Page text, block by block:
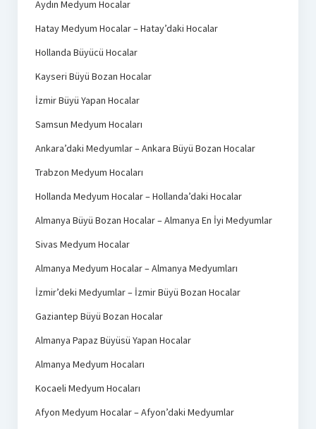
Aydın Medyum Hocalar
Hatay Medyum Hocalar – Hatay’daki Hocalar
Hollanda Büyücü Hocalar
Kayseri Büyü Bozan Hocalar
İzmir Büyü Yapan Hocalar
Samsun Medyum Hocaları
Ankara’daki Medyumlar – Ankara Büyü Bozan Hocalar
Trabzon Medyum Hocaları
Hollanda Medyum Hocalar – Hollanda’daki Hocalar
Almanya Büyü Bozan Hocalar – Almanya En İyi Medyumlar
Sivas Medyum Hocalar
Almanya Medyum Hocalar – Almanya Medyumları
İzmir’deki Medyumlar – İzmir Büyü Bozan Hocalar
Gaziantep Büyü Bozan Hocalar
Almanya Papaz Büyüsü Yapan Hocalar
Almanya Medyum Hocaları
Kocaeli Medyum Hocaları
Afyon Medyum Hocalar – Afyon’daki Medyumlar